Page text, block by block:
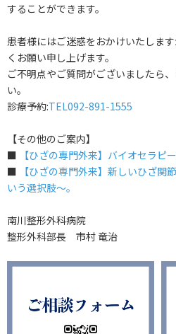
することができます。
患者様にはご迷惑をおかけいたしま
くお願い申し上げます。
ご不明点やご質問がございましたら
い。
診療予約:TEL092-891-1555
【その他のご案内】
■
【ひざの専門外来】 バイオセラピ
■
【ひざの専門外来】新しいひざ関
いう選択肢〜。
南川整形外科病院
整形外科部長 市村 竜治